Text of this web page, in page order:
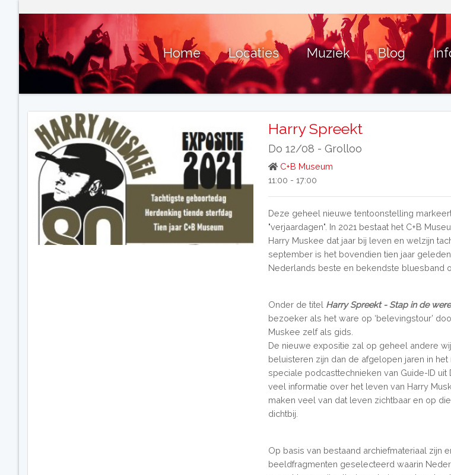
Home Locaties Muziek Blog
Harry Spreekt
Do 12/08 -Grolloo
C+B Museum
11:00 - 17:00
Deze geheel nieuwe tentoonstelling
"verjaardagen". In 2021 bestaat het C+B
Harry Muskee dat jaar bij leven en welzijn
september is het bovendien tien jaar
Nederlands beste en bekendste bluesband
Onder de titel Harry Spreekt - Stap in de
bezoeker als het ware op ‘belevingstour’
Muskee zelf als gids.
De nieuwe expositie zal op geheel andere
beluisteren zijn dan de afgelopen jaren in
speciale podcasttechnieken van Guide-ID
veel informatie over het leven van Harry
maken veel van dat leven zichtbaar en op
dichtbij.
Op basis van bestaand archiefmateriaal zijn
beeldfragmenten geselecteerd waarin